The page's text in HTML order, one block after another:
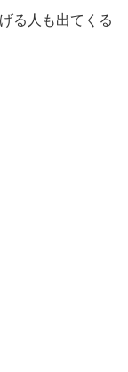
る人も出てくる